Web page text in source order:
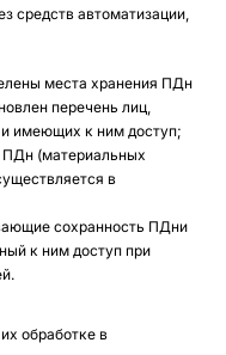
средств автоматизации,
места хранения ПДн
перечень лиц,
имеющих к ним доступ;
ПДн (материальных
в
сохранность ПДни
к ним доступ при
обработке в